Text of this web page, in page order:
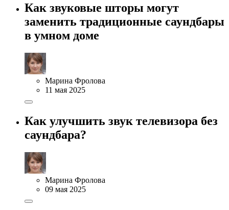
Как звуковые шторы могут
заменить традиционные саундбары
в умном доме
Марина Фролова
11 мая 2025
Как улучшить звук телевизора без
саундбара?
Марина Фролова
09 мая 2025